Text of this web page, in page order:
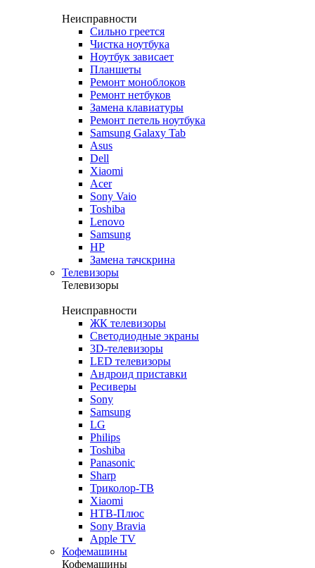
Неисправности
Сильно греется
Чистка ноутбука
Ноутбук зависает
Планшеты
Ремонт моноблоков
Ремонт нетбуков
Замена клавиатуры
Ремонт петель ноутбука
Samsung Galaxy Tab
Asus
Dell
Xiaomi
Acer
Sony Vaio
Toshiba
Lenovo
Samsung
HP
Замена тачскрина
Телевизоры
Телевизоры
Неисправности
ЖК телевизоры
Светодиодные экраны
3D-телевизоры
LED телевизоры
Андроид приставки
Ресиверы
Sony
Samsung
LG
Philips
Toshiba
Panasonic
Sharp
Триколор-ТВ
Xiaomi
НТВ-Плюс
Sony Bravia
Apple TV
Кофемашины
Кофемашины